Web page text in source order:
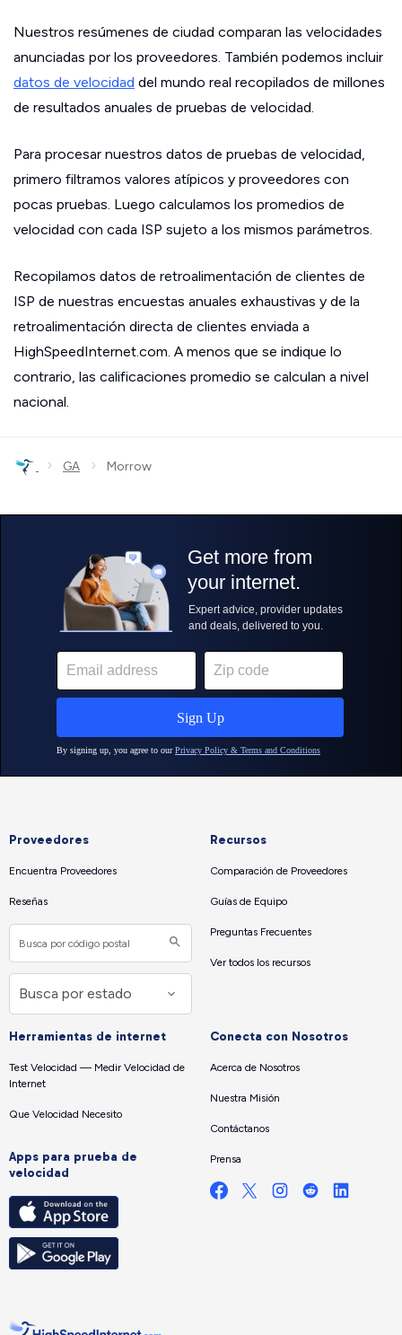
Nuestros resúmenes de ciudad comparan las velocidades
anunciadas por los proveedores. También podemos incluir
datos de velocidad del mundo real recopilados de millones
de resultados anuales de pruebas de velocidad.
Para procesar nuestros datos de pruebas de velocidad,
primero filtramos valores atípicos y proveedores con
pocas pruebas. Luego calculamos los promedios de
velocidad con cada ISP sujeto a los mismos parámetros.
Recopilamos datos de retroalimentación de clientes de
ISP de nuestras encuestas anuales exhaustivas y de la
retroalimentación directa de clientes enviada a
HighSpeedInternet.com. A menos que se indique lo
contrario, las calificaciones promedio se calculan a nivel
nacional.
› GA › Morrow
Proveedores
Encuentra Proveedores
Reseñas
Recursos
Comparación de Proveedores
Guías de Equipo
Preguntas Frecuentes
Ver todos los recursos
Herramientas de internet
Test Velocidad — Medir Velocidad de
Internet
Que Velocidad Necesito
Apps para prueba de
velocidad
Conecta con Nosotros
Acerca de Nosotros
Nuestra Misión
Contáctanos
Prensa